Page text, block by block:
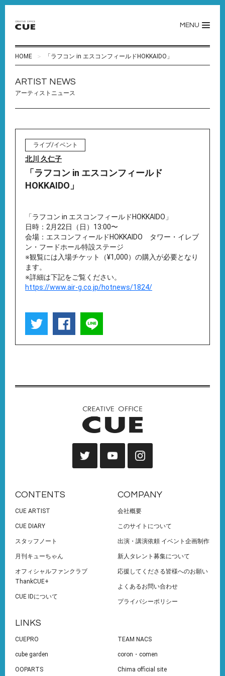
MENU
HOME 「ラフコン in エスコンフィールドHOKKAIDO」
ARTIST NEWS
アーティストニュース
ライブ/イベント
北川 久仁子
「ラフコン in エスコンフィールド
HOKKAIDO」
「ラフコン in エスコンフィールドHOKKAIDO」
日時：2月22日（日）13:00〜
会場：エスコンフィールドHOKKAIDO タワー・イレブ
ン・フードホール特設ステージ
※観覧には入場チケット（¥1,000）の購入が必要となり
ます。
※詳細は下記をご覧ください。
https://www.air-g.co.jp/hotnews/1824/
CONTENTS
CUE ARTIST
CUE DIARY
スタッフノート
月刊キューちゃん
オフィシャルファンクラブ
ThankCUE+
CUE IDについて
COMPANY
会社概要
このサイトについて
出演・講演依頼 イベント企画制作
新人タレント募集について
応援してくださる皆様へのお願い
よくあるお問い合わせ
プライバシーポリシー
LINKS
CUEPRO TEAM NACS
cube garden coron・comen
OOPARTS Chima official site